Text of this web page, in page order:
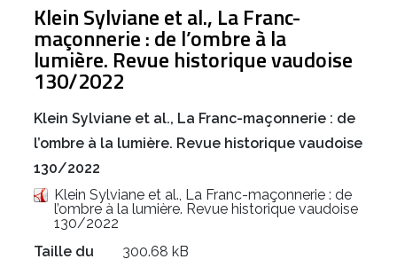
Klein Sylviane et al., La Franc-
maçonnerie : de l’ombre à la
lumière. Revue historique vaudoise
130/2022
Klein Sylviane et al., La Franc-maçonnerie : de
l’ombre à la lumière. Revue historique vaudoise
130/2022
Klein Sylviane et al., La Franc-maçonnerie : de
l’ombre à la lumière. Revue historique vaudoise
130/2022
Taille du
300.68 kB